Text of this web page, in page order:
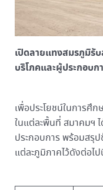
เปิดลายแทงสมรภูมิรับ
บริโภคและผู้ประกอบก
เพื่อประโยชน์ในการศึ
ในแต่ละพื้นที่ สมาคมฯ
ประกอบการ พร้อมสรุ
แต่ละภูมิภาคไว้ดังต่อไ